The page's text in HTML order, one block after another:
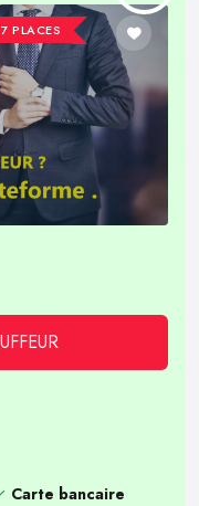
7 PLACES
Carte bancaire